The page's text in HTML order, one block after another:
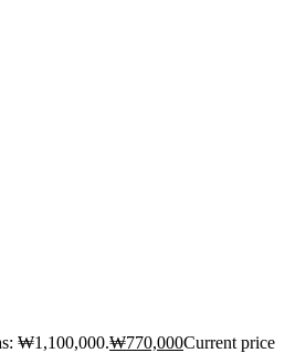
₩1,100,000.₩770,000Current price